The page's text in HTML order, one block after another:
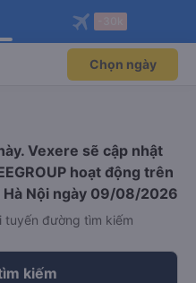
ngay!
viên độc
Mở app
máy bay qua
Mở app
Chọn ngày
Vexere sẽ cập nhật
hoạt động trên
Nội ngày 09/08/2026
tuyến đường tìm kiếm
kiếm